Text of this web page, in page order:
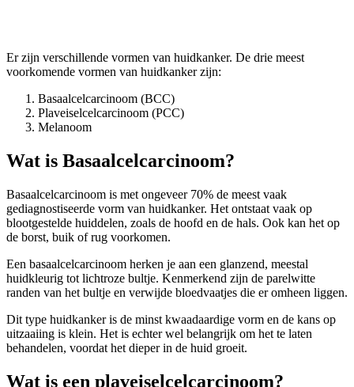
Er zijn verschillende vormen van huidkanker. De drie meest
voorkomende vormen van huidkanker zijn:
Basaalcelcarcinoom (BCC)
Plaveiselcelcarcinoom (PCC)
Melanoom
Wat is Basaalcelcarcinoom?
Basaalcelcarcinoom is met ongeveer 70% de meest vaak
gediagnostiseerde vorm van huidkanker. Het ontstaat vaak op
blootgestelde huiddelen, zoals de hoofd en de hals. Ook kan het op
de borst, buik of rug voorkomen.
Een basaalcelcarcinoom herken je aan een glanzend, meestal
huidkleurig tot lichtroze bultje. Kenmerkend zijn de parelwitte
randen van het bultje en verwijde bloedvaatjes die er omheen liggen.
Dit type huidkanker is de minst kwaadaardige vorm en de kans op
uitzaaiing is klein. Het is echter wel belangrijk om het te laten
behandelen, voordat het dieper in de huid groeit.
Wat is een plaveiselcelcarcinoom?